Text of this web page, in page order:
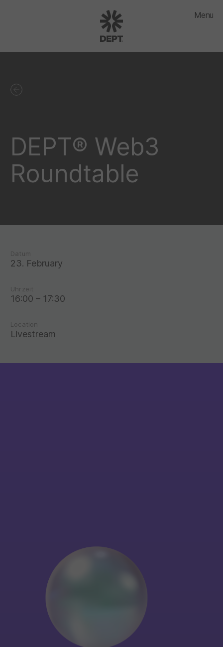
Menu
DEPT® Web3
Roundtable
Datum
23. February
Uhrzeit
16:00 – 17:30
Location
Livestream